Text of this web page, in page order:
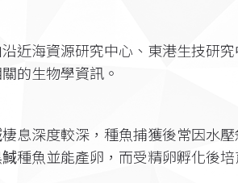
近海資源研究中心、東港生技研
的生物學資訊。
息深度較深，種魚捕獲後常因水
種魚並能產卵，而受精卵孵化後